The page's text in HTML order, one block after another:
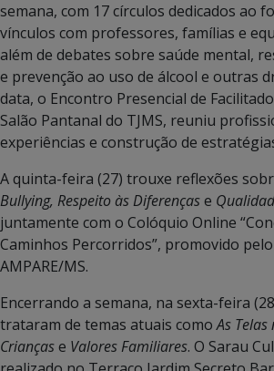
semana, com 17 círculos dedicados ao
vínculos com professores, famílias e
além de debates sobre saúde mental,
e prevenção ao uso de álcool e outras
data, o Encontro Presencial de
Salão Pantanal do TJMS, reuniu
experiências e construção de
A quinta-feira (27) trouxe reflexões
Bullying, Respeito às Diferençase
juntamente com o Colóquio Online
Caminhos Percorridos”, promovido
AMPARE/MS.
Encerrando a semana, na sexta-feira
trataram de temas atuais comoAs
Criançase Valores Familiares. O Sarau